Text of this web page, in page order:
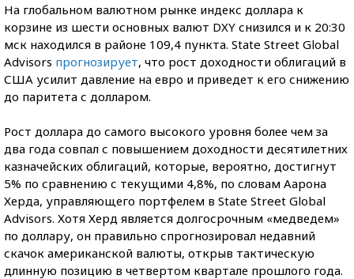
На глобальном валютном рынке индекс доллара к
корзине из шести основных валют DXY снизился и к 20:30
мск находился в районе 109,4 пункта. State Street Global
Advisors прогнозирует, что рост доходности облигаций в
США усилит давление на евро и приведет к его снижению
до паритета с долларом.
Рост доллара до самого высокого уровня более чем за
два года совпал с повышением доходности десятилетних
казначейских облигаций, которые, вероятно, достигнут
5% по сравнению с текущими 4,8%, по словам Аарона
Херда, управляющего портфелем в State Street Global
Advisors. Хотя Херд является долгосрочным «медведем»
по доллару, он правильно спрогнозировал недавний
скачок американской валюты, открыв тактическую
длинную позицию в четвертом квартале прошлого года.